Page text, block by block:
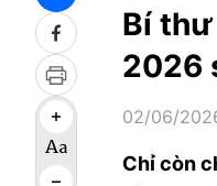
Bí thư
2026
02/06/
Chỉ còn